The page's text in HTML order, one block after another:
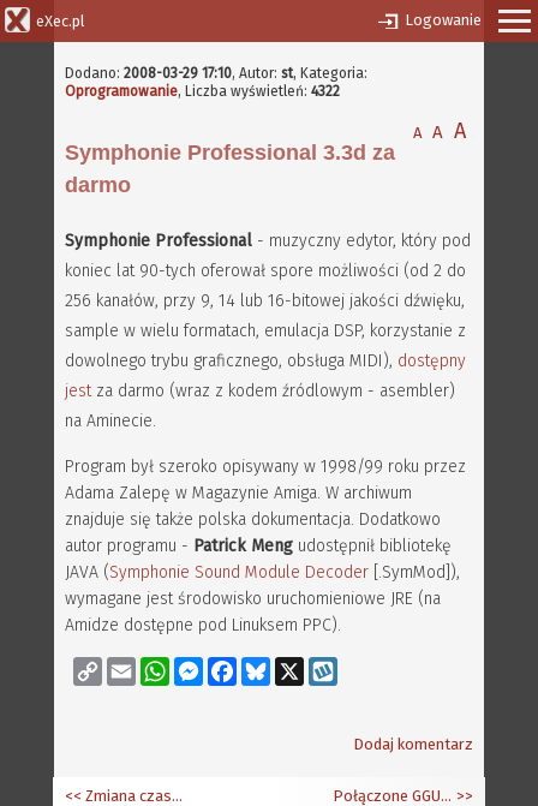
eXec.pl Logowanie
Dodano: 2008-03-29 17:10, Autor: st, Kategoria:
Oprogramowanie, Liczba wyświetleń: 4322
A A A
Symphonie Professional 3.3d za
darmo
Symphonie Professional - muzyczny edytor, który pod
koniec lat 90-tych oferował spore możliwości (od 2 do
256 kanałów, przy 9, 14 lub 16-bitowej jakości dźwięku,
sample w wielu formatach, emulacja DSP, korzystanie z
dowolnego trybu graficznego, obsługa MIDI), dostępny
jestza darmo (wraz z kodem źródlowym - asembler)
na Aminecie.
Program był szeroko opisywany w 1998/99 roku przez
Adama Zalepę w Magazynie Amiga. W archiwum
znajduje się także polska dokumentacja. Dodatkowo
autor programu - Patrick Meng udostępnił bibliotekę
JAVA (Symphonie Sound Module Decoder [.SymMod]),
wymagane jest środowisko uruchomieniowe JRE (na
Amidze dostępne pod Linuksem PPC).
Copy
Link
Email WhatsAppMessenger
FacebookBluesky
Dodaj komentarz
Połączone GGUA i Polish Sensible Open 2008 >>
<< Zmiana czasu - w AmigaOS zegarek przestawi się sam